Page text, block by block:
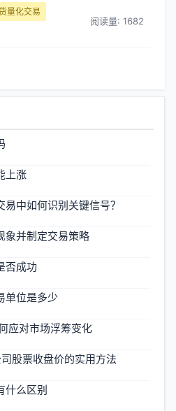
量化交易
阅读量: 1682
上涨
中如何识别关键信号？
象并制定交易策略
否成功
单位是多少
应对市场浮筹变化
股票收盘价的实用方法
什么区别